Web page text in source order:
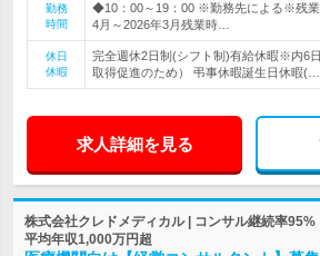
勤務
時間
◆10：00～19：00 ※勤務先による※残業
4月～2026年3月残業時…
休日
休暇
完全週休2日制(シフト制)有給休暇※内6
取得促進のため） 弔事休暇誕生日休暇(…
求人詳細を見る
株式会社クレドメディカル | コンサル継続率
平均年収1,000万円超